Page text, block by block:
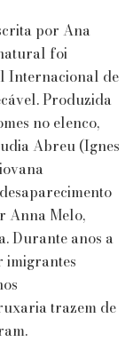
por Ana
foi
Internacional de
Produzida
no elenco,
Abreu (Ignes
Anna Melo,
Durante anos a
imigrantes
trazem de